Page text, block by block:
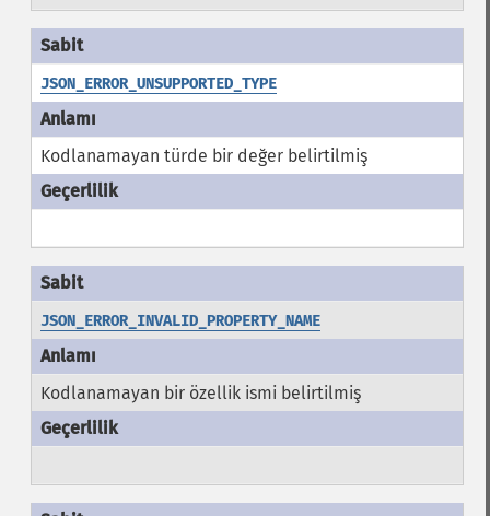
JSON_ERROR_UNSUPPORTED_TYPE
Kodlanamayan türde bir değer belirtilmiş
JSON_ERROR_INVALID_PROPERTY_NAME
Kodlanamayan bir özellik ismi belirtilmiş